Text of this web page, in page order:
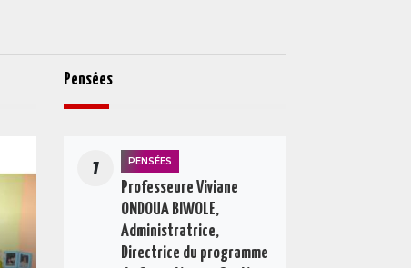
Pensées
1 PENSÉES
Professeure Viviane
ONDOUA BIWOLE,
Administratrice,
Directrice du programme